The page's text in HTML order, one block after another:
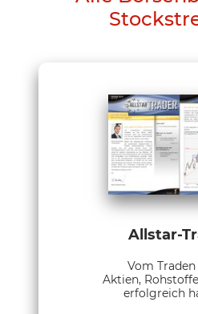
Allstar-
Vom Traden
Aktien,
erfolgreich